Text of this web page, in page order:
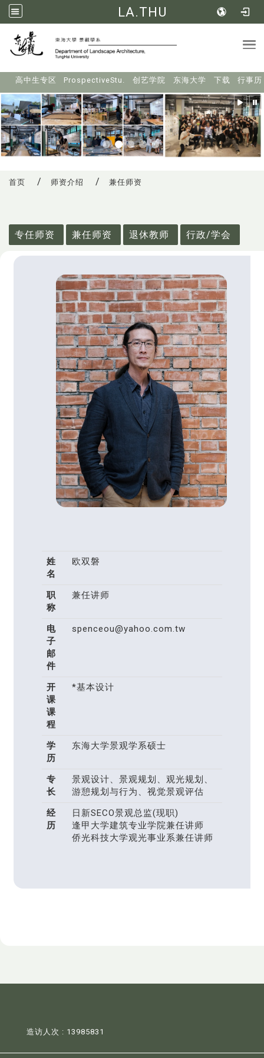
LA.THU
高中生专区 ProspectiveStu. 创艺学院 东海大学 下载 行事历
首页 师资介绍 兼任师资
专任师资
兼任师资 退休教师 行政/学会
姓
名
欧双磐
职
称
兼任讲师
电
子
邮
件
spenceou@yahoo.com.tw
开
课
课
程
*基本设计
学
历
东海大学景观学系硕士
专
长
景观设计、景观规划、观光规划、
游憩规划与行为、视觉景观评估
经
历
日新SECO景观总监(现职)
逢甲大学建筑专业学院兼任讲师
侨光科技大学观光事业系兼任讲师
造访人次 : 13985831